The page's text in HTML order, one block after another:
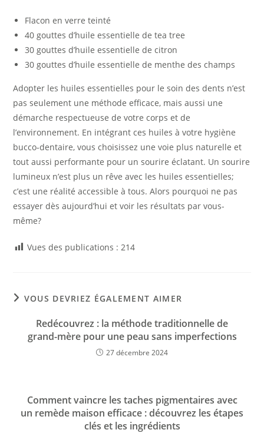
Flacon en verre teinté
40 gouttes d’huile essentielle de tea tree
30 gouttes d’huile essentielle de citron
30 gouttes d’huile essentielle de menthe des champs
Adopter les huiles essentielles pour le soin des dents n’est
pas seulement une méthode efficace, mais aussi une
démarche respectueuse de votre corps et de
l’environnement. En intégrant ces huiles à votre hygiène
bucco-dentaire, vous choisissez une voie plus naturelle et
tout aussi performante pour un sourire éclatant. Un sourire
lumineux n’est plus un rêve avec les huiles essentielles;
c’est une réalité accessible à tous. Alors pourquoi ne pas
essayer dès aujourd’hui et voir les résultats par vous-
même?
Vues des publications : 214
VOUS DEVRIEZ ÉGALEMENT AIMER
Redécouvrez : la méthode traditionnelle de
grand-mère pour une peau sans imperfections
27 décembre 2024
Comment vaincre les taches pigmentaires avec
un remède maison efficace : découvrez les étapes
clés et les ingrédients